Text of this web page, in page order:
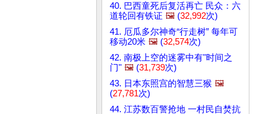
40. 巴西童死后复活再亡 民众：六
道轮回有铁证 🖼️ (32,992次)
41. 厄瓜多尔神奇“行走树” 每年可
移动20米 🖼️ (32,574次)
42. 南极上空的迷雾中有"时间之
门" 🖼️ (31,739次)
43. 日本东照宫的智慧三猴 🖼️
(27,781次)
44. 江苏数百警抢地 一村民自焚抗